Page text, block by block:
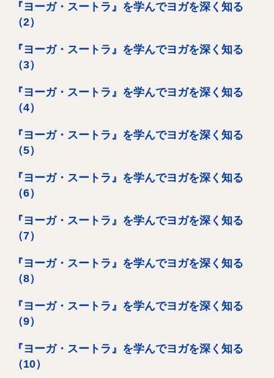
『ヨーガ・スートラ』を学んでヨガを深く知る
（2）
『ヨーガ・スートラ』を学んでヨガを深く知る
（3）
『ヨーガ・スートラ』を学んでヨガを深く知る
（4）
『ヨーガ・スートラ』を学んでヨガを深く知る
（5）
『ヨーガ・スートラ』を学んでヨガを深く知る
（6）
『ヨーガ・スートラ』を学んでヨガを深く知る
（7）
『ヨーガ・スートラ』を学んでヨガを深く知る
（8）
『ヨーガ・スートラ』を学んでヨガを深く知る
（9）
『ヨーガ・スートラ』を学んでヨガを深く知る
（10）